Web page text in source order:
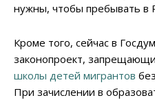
нужны, чтобы пребывать в
Кроме того, сейчас в
законопроект,
школы детей мигрантов
При зачислении в